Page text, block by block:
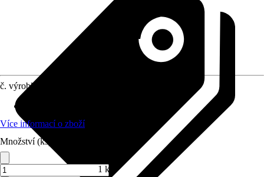
č. výrobku
Více informací o zboží
Množství (ks)
1 ks